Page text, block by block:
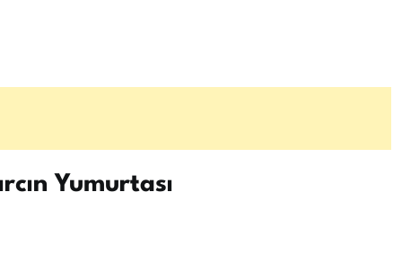
Yumurtası